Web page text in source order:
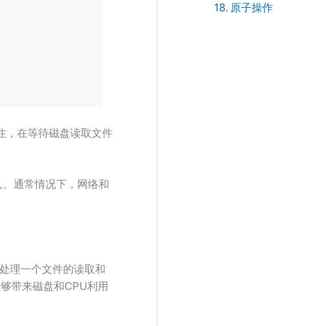
，在等待磁盘读取文件
通常情况下，网络和
理一个文件的读取和
带来磁盘和CPU利用
原子操作